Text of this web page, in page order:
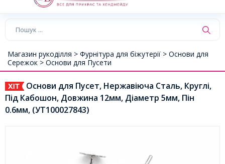
Магазин рукоділля > Фурнітура для біжутерії > Основи для
Сережок > Основи для Пусети
Основи для Пусет, Нержавіюча Сталь, Круглі,
Під Кабошон, Довжина 12мм, Діаметр 5мм, Пін
0.6мм, (УТ100027843)